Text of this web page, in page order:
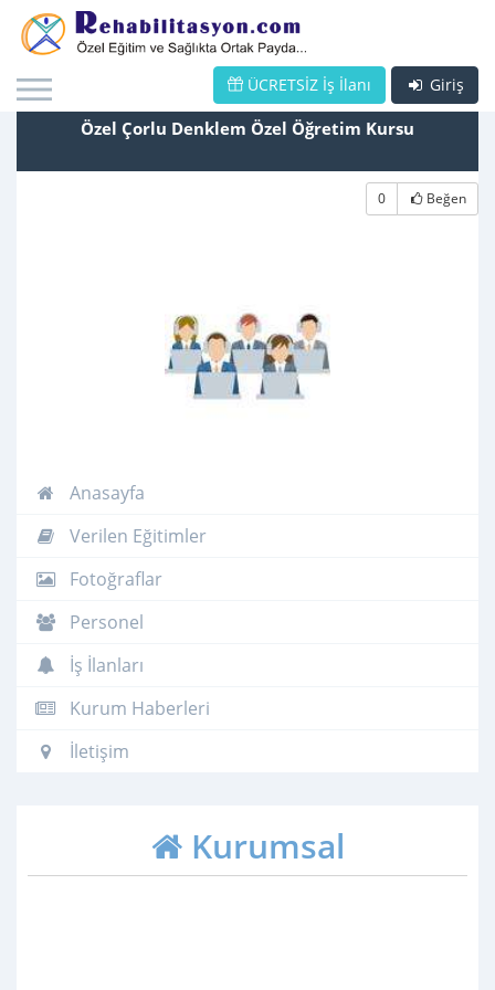
Giriş
ÜCRETSİZ İş İlanı
Özel Çorlu Denklem Özel Öğretim Kursu
0 Beğen
Anasayfa
Verilen Eğitimler
Fotoğraflar
Personel
İş İlanları
Kurum Haberleri
İletişim
Kurumsal